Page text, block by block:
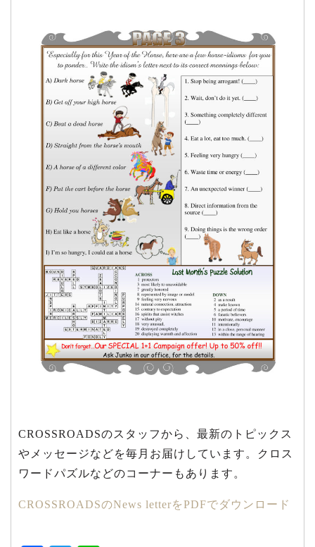
CROSSROADSのスタッフから、最新のトピックス
やメッセージなどを毎月お届けしています。クロス
ワードパズルなどのコーナーもあります。
CROSSROADSのNews letterをPDFでダウンロード